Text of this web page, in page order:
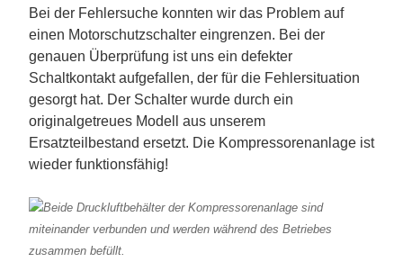
Bei der Fehlersuche konnten wir das Problem auf
einen Motorschutzschalter eingrenzen. Bei der
genauen Überprüfung ist uns ein defekter
Schaltkontakt aufgefallen, der für die Fehlersituation
gesorgt hat. Der Schalter wurde durch ein
originalgetreues Modell aus unserem
Ersatzteilbestand ersetzt. Die Kompressorenanlage ist
wieder funktionsfähig!